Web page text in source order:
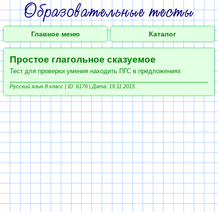
Главное меню Каталог
Простое глагольное сказуемое
Тест для проверки умения находить ПГС в предложениях
Русский язык 8 класс | ID: 6176 | Дата: 19.11.2015